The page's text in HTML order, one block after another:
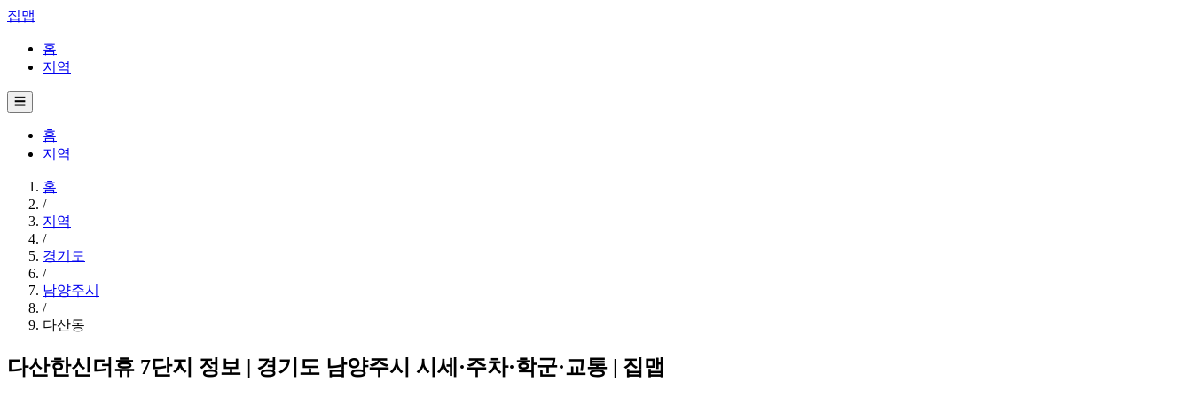
집맵
홈
지역
☰
홈
지역
홈
/
지역
/
경기도
/
남양주시
/
다산동
다산한신더휴 7단지 정보 | 경기도 남양주시 시세·주차·학군·교통 | 집맵